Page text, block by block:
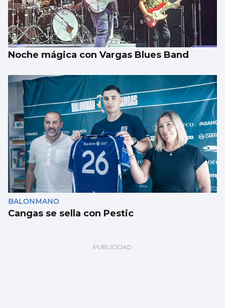
Noche mágica con Vargas Blues Band
BALONMANO
Cangas se sella con Pestic